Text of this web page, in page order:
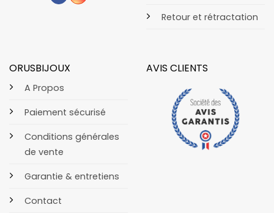
Retour et rétractation
ORUSBIJOUX
A Propos
Paiement sécurisé
Conditions générales
de vente
Garantie & entretiens
Contact
AVIS CLIENTS